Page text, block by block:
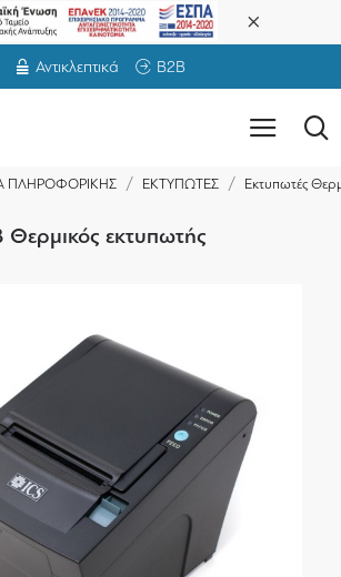
Αντικλεπτικά B2B
ΠΛΗΡΟΦΟΡΙΚΗΣ ΕΚΤΥΠΩΤΕΣ Εκτυπωτές
Θερμικός εκτυπωτής